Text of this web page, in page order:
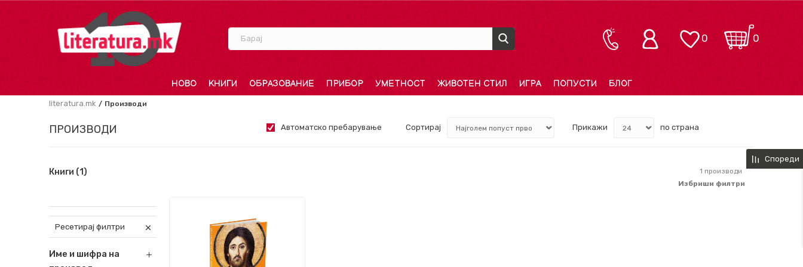
Барај 0
0
НОВО КНИГИ ОБРАЗОВАНИЕ ПРИБОР УМЕТНОСТ ЖИВОТЕН СТИЛ ИГРА ПОПУСТИ БЛОГ
literatura.mk Производи
ПРОИЗВОДИ Автоматско пребарување Сортирај Прикажи по страна
Книги (1)
Ресетирај филтри
Име и шифра на
1 производи
Избриши филтри
Спореди